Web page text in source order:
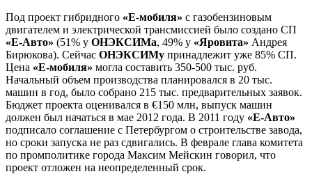
Под проект гибридного «Е-мобиля» с газобензиновым
двигателем и электрической трансмиссией было создано СП
«Е-Авто» (51% у ОНЭКСИМа, 49% у «Яровита» Андрея
Бирюкова). Сейчас ОНЭКСИМу принадлежит уже 85% СП.
Цена «Е-мобиля» могла составить 350-500 тыс. руб.
Начальный объем производства планировался в 20 тыс.
машин в год, было собрано 215 тыс. предварительных заявок.
Бюджет проекта оценивался в €150 млн, выпуск машин
должен был начаться в мае 2012 года. В 2011 году «Е-Авто»
подписало соглашение с Петербургом о строительстве завода,
но сроки запуска не раз сдвигались. В феврале глава комитета
по промполитике города Максим Мейскин говорил, что
проект отложен на неопределенный срок.